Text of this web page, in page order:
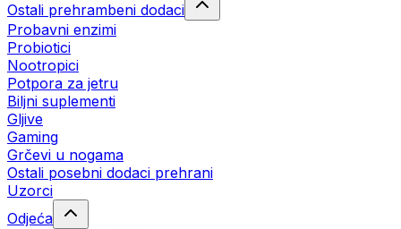
Ostali prehrambeni dodaci
Probavni enzimi
Probiotici
Nootropici
Potpora za jetru
Biljni suplementi
Gljive
Gaming
Grčevi u nogama
Ostali posebni dodaci prehrani
Uzorci
Odjeća